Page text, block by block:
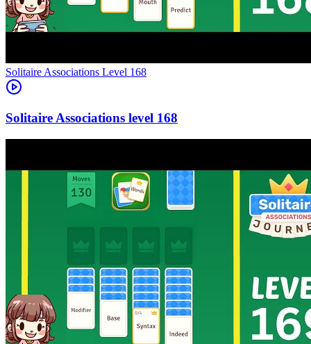
Level 168
168